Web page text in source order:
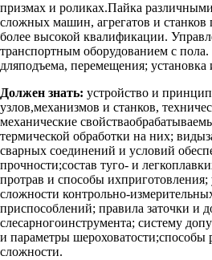
призмах и роликах.Пайка
сложных машин, агрегатов и станков
более высокой квалификации.
транспортным оборудованием с пола.
дляподъема, перемещения; установка
Должен знать: устройство и
узлов,механизмов и станков,
механические
термической обработки на них;
сварных соединений и условий
прочности;состав туго- и
протрав и способы ихприготовления;
сложности контрольно-
приспособлений; правила заточки и
слесарногоинструмента; систему
и параметры шероховатости;способы
сложности.